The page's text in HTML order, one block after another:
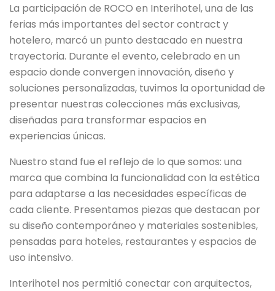
La participación de ROCO en Interihotel, una de las
ferias más importantes del sector contract y
hotelero, marcó un punto destacado en nuestra
trayectoria. Durante el evento, celebrado en un
espacio donde convergen innovación, diseño y
soluciones personalizadas, tuvimos la oportunidad de
presentar nuestras colecciones más exclusivas,
diseñadas para transformar espacios en
experiencias únicas.
Nuestro stand fue el reflejo de lo que somos: una
marca que combina la funcionalidad con la estética
para adaptarse a las necesidades específicas de
cada cliente. Presentamos piezas que destacan por
su diseño contemporáneo y materiales sostenibles,
pensadas para hoteles, restaurantes y espacios de
uso intensivo.
Interihotel nos permitió conectar con arquitectos,